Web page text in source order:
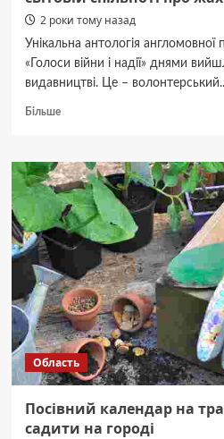
(ВІДЕО)
2 роки тому назад
Унікальна антологія англомовної
«Голоси війни і надії» днями
видавництві. Це –
БільшеДокладніше
англомовна
антологія
віршів
авторів
з
України
Литви
розповідає
світовій
спільноті
про
жахіття
війни
Область
Посівний календар на
садити на городі